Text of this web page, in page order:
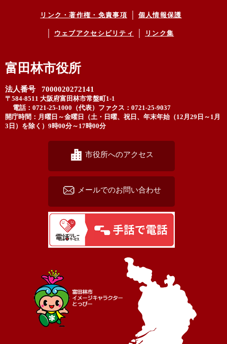
リンク・著作権・免責事項 個人情報保護
ウェブアクセシビリティ リンク集
富田林市役所
法人番号 7000020272141
〒584-8511 大阪府富田林市常盤町1-1
電話：0721-25-1000（代表） ファクス：0721-25-9037
開庁時間：月曜日～金曜日（土・日曜、祝日、年末年始（12月29日～1月
3日）を除く）9時00分～17時00分
市役所へのアクセス
メールでのお問い合わせ